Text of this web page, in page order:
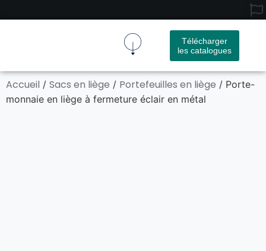
Télécharger
les catalogues
Accueil / Sacs en liège / Portefeuilles en liège / Porte-
monnaie en liège à fermeture éclair en métal